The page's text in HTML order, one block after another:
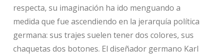
respecta, su imaginación ha ido menguando a
medida que fue ascendiendo en la jerarquía política
germana: sus trajes suelen tener dos colores, sus
chaquetas dos botones. El diseñador germano Karl